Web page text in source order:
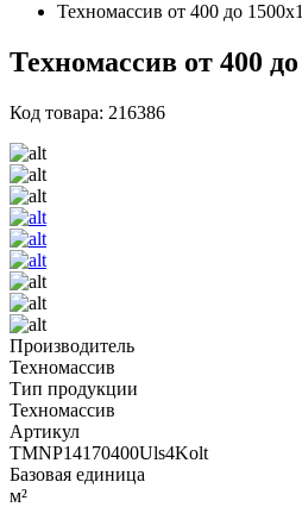
Техномассив от 400 до
Техномассив от 400
Код товара: 216386
Производитель
Техномассив
Тип продукции
Техномассив
Артикул
TMNP14170400Uls4Kolt
Базовая единица
м²